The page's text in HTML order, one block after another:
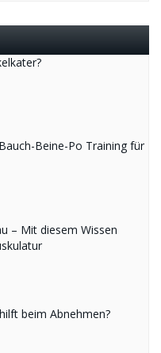
Beine-Po Training für
– Mit diesem Wissen
beim Abnehmen?